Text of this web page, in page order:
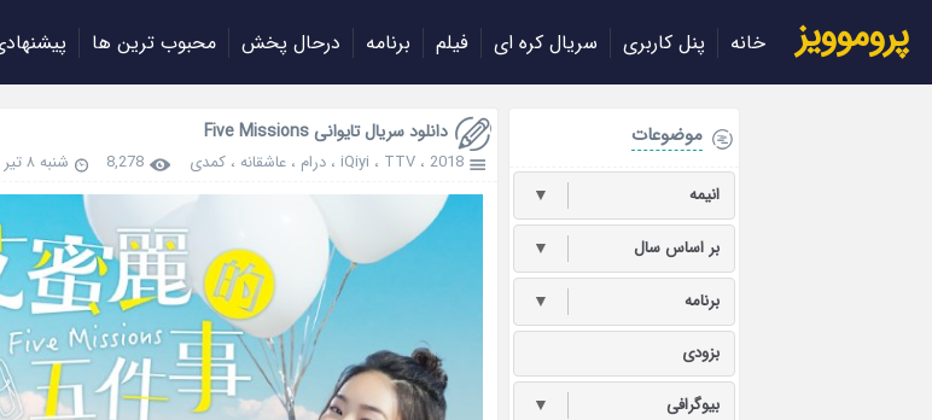
پروموویز خانه پنل کاربری سریال کره ای فیلم برنامه درحال پخش محبوب ترین ها
دانلود سریال تایوانی Five Missions
2018 ، iQiyi ، TTV ، درام ، عاشقانه ، کمدی 8,278 شنبه ۸ تیر ۱۳۹۸
موضوعات
انیمه ▼
بر اساس سال ▼
برنامه ▼
بزودی
بیوگرافی ▼